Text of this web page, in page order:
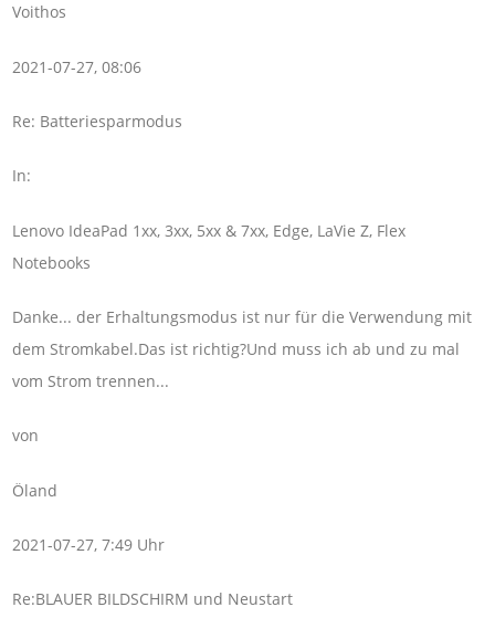
Voithos
2021-07-27, 08:06
Re: Batteriesparmodus
In:
Lenovo IdeaPad 1xx, 3xx, 5xx & 7xx, Edge, LaVie Z, Flex
Notebooks
Danke... der Erhaltungsmodus ist nur für die Verwendung mit
dem Stromkabel.Das ist richtig?Und muss ich ab und zu mal
vom Strom trennen...
von
Öland
2021-07-27, 7:49 Uhr
Re:BLAUER BILDSCHIRM und Neustart